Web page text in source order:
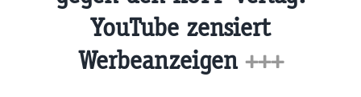
YouTube zensiert
Werbeanzeigen +++